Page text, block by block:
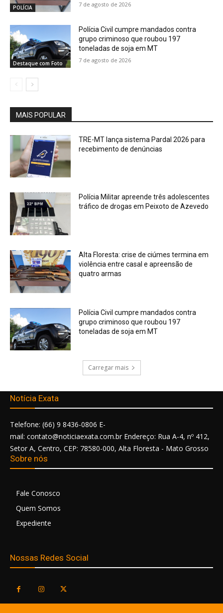
POLÍCIA 7 de agosto de 2026
Destaque com Foto
Polícia Civil cumpre mandados contra
grupo criminoso que roubou 197
toneladas de soja em MT
7 de agosto de 2026
MAIS POPULAR
TRE-MT lança sistema Pardal 2026 para
recebimento de denúncias
Polícia Militar apreende três adolescentes
tráfico de drogas em Peixoto de Azevedo
Alta Floresta: crise de ciúmes termina em
violência entre casal e apreensão de
quatro armas
Polícia Civil cumpre mandados contra
grupo criminoso que roubou 197
toneladas de soja em MT
Carregar mais
Notícia Exata
Telefone: (66) 9 8436-0806 E-
mail: contato@noticiaexata.com.br Endereço: Rua A-4, nº 412,
Setor A, Centro, CEP: 78580-000, Alta Floresta - Mato Grosso
Sobre nós
Fale Conosco
Quem Somos
Expediente
Nossas Redes Social